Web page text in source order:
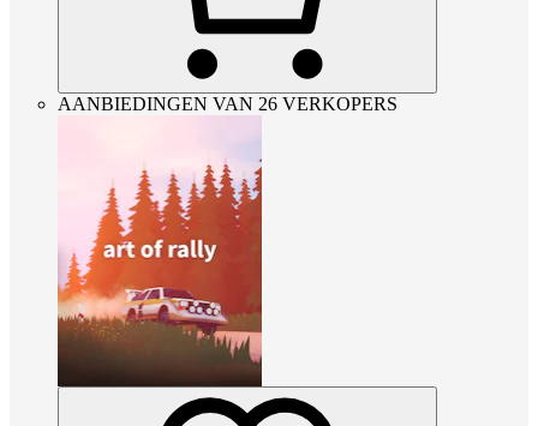
AANBIEDINGEN VAN 26 VERKOPERS